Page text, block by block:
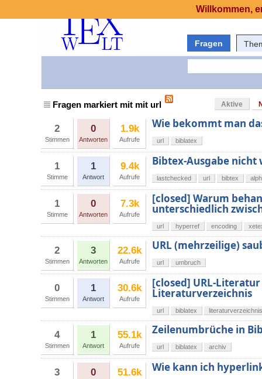
Fragen
Fragen markiert mit mit url Aktive
2
Stimmen
0
Antworten
1.9k
Aufrufe
Wie bekommt man
url biblatex
1
Stimme
1
Antwort
9.4k
Aufrufe
Bibtex-Ausgabe
lastchecked url bibtex
1
Stimme
0
Antworten
7.3k
Aufrufe
[closed] Warum
unterschiedlich
url hyperref encoding
2
Stimmen
3
Antworten
22.6k
Aufrufe
URL (mehrzeilige)
url umbruch
0
Stimmen
1
Antwort
30.6k
Aufrufe
[closed] URL-
Literaturverzeichnis
url biblatex literaturverzeichnis
4
Stimmen
1
Antwort
55.1k
Aufrufe
Zeilenumbrüche in
url biblatex archiv
3 0 51.6k Wie kann ich
Willkommen,